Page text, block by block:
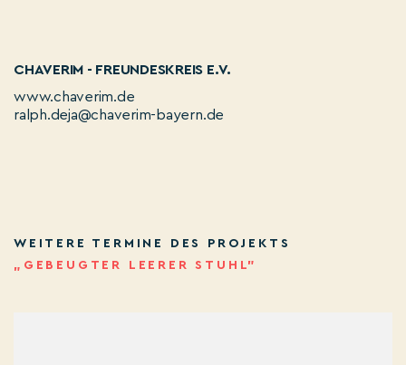
CHAVERIM - FREUNDESKREIS E.V.
www.chaverim.de
ralph.deja@chaverim-bayern.de
WEITERE TERMINE DES PROJEKTS
„GEBEUGTER LEERER STUHL”